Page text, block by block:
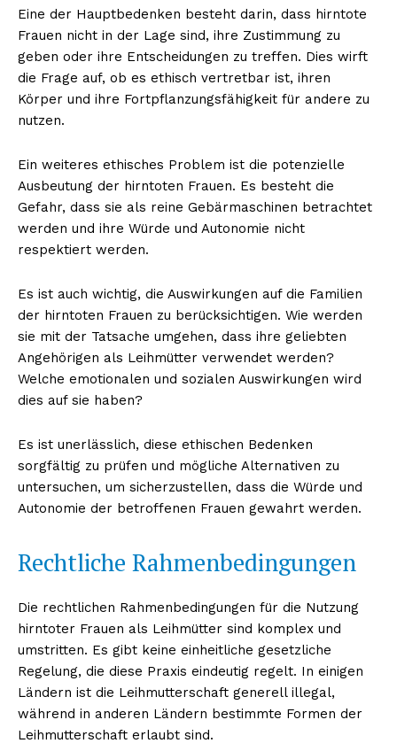
Eine der Hauptbedenken besteht darin, dass hirntote
Frauen nicht in der Lage sind, ihre Zustimmung zu
geben oder ihre Entscheidungen zu treffen. Dies wirft
die Frage auf, ob es ethisch vertretbar ist, ihren
Körper und ihre Fortpflanzungsfähigkeit für andere zu
nutzen.
Ein weiteres ethisches Problem ist die potenzielle
Ausbeutung der hirntoten Frauen. Es besteht die
Gefahr, dass sie als reine Gebärmaschinen betrachtet
werden und ihre Würde und Autonomie nicht
respektiert werden.
Es ist auch wichtig, die Auswirkungen auf die Familien
der hirntoten Frauen zu berücksichtigen. Wie werden
sie mit der Tatsache umgehen, dass ihre geliebten
Angehörigen als Leihmütter verwendet werden?
Welche emotionalen und sozialen Auswirkungen wird
dies auf sie haben?
Es ist unerlässlich, diese ethischen Bedenken
sorgfältig zu prüfen und mögliche Alternativen zu
untersuchen, um sicherzustellen, dass die Würde und
Autonomie der betroffenen Frauen gewahrt werden.
Rechtliche Rahmenbedingungen
Die rechtlichen Rahmenbedingungen für die Nutzung
hirntoter Frauen als Leihmütter sind komplex und
umstritten. Es gibt keine einheitliche gesetzliche
Regelung, die diese Praxis eindeutig regelt. In einigen
Ländern ist die Leihmutterschaft generell illegal,
während in anderen Ländern bestimmte Formen der
Leihmutterschaft erlaubt sind.